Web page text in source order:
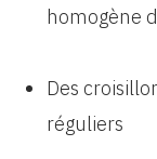
homogène
Des
réguliers